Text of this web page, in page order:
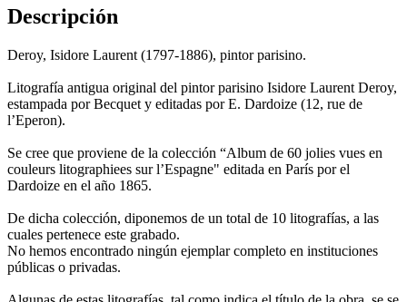
Descripción
Deroy, Isidore Laurent (1797-1886), pintor parisino.
Litografía antigua original del pintor parisino Isidore Laurent Deroy,
estampada por Becquet y editadas por E. Dardoize (12, rue de
l’Eperon).
Se cree que proviene de la colección “Album de 60 jolies vues en
couleurs litographiees sur l’Espagne" editada en París por el
Dardoize en el año 1865.
De dicha colección, diponemos de un total de 10 litografías, a las
cuales pertenece este grabado.
No hemos encontrado ningún ejemplar completo en instituciones
públicas o privadas.